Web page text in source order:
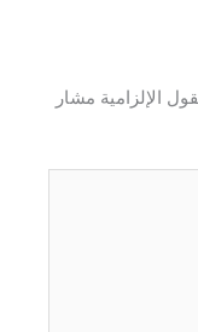
الإلزامية مشار